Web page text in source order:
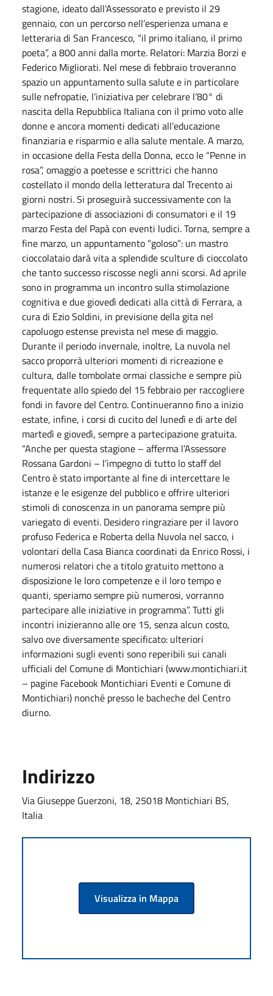
stagione, ideato dall'Assessorato e previsto il 29
gennaio, con un percorso nell’esperienza umana e
letteraria di San Francesco, “il primo italiano, il primo
poeta”, a 800 anni dalla morte. Relatori: Marzia Borzi e
Federico Migliorati. Nel mese di febbraio troveranno
spazio un appuntamento sulla salute e in particolare
sulle nefropatie, l’iniziativa per celebrare l’80° di
nascita della Repubblica Italiana con il primo voto alle
donne e ancora momenti dedicati all’educazione
finanziaria e risparmio e alla salute mentale. A marzo,
in occasione della Festa della Donna, ecco le “Penne in
rosa”, omaggio a poetesse e scrittrici che hanno
costellato il mondo della letteratura dal Trecento ai
giorni nostri. Si proseguirà successivamente con la
partecipazione di associazioni di consumatori e il 19
marzo Festa del Papà con eventi ludici. Torna, sempre a
fine marzo, un appuntamento “goloso”: un mastro
cioccolataio darà vita a splendide sculture di cioccolato
che tanto successo riscosse negli anni scorsi. Ad aprile
sono in programma un incontro sulla stimolazione
cognitiva e due giovedì dedicati alla città di Ferrara, a
cura di Ezio Soldini, in previsione della gita nel
capoluogo estense prevista nel mese di maggio.
Durante il periodo invernale, inoltre, La nuvola nel
sacco proporrà ulteriori momenti di ricreazione e
cultura, dalle tombolate ormai classiche e sempre più
frequentate allo spiedo del 15 febbraio per raccogliere
fondi in favore del Centro. Continueranno fino a inizio
estate, infine, i corsi di cucito del lunedì e di arte del
martedì e giovedì, sempre a partecipazione gratuita.
“Anche per questa stagione – afferma l’Assessore
Rossana Gardoni – l’impegno di tutto lo staff del
Centro è stato importante al fine di intercettare le
istanze e le esigenze del pubblico e offrire ulteriori
stimoli di conoscenza in un panorama sempre più
variegato di eventi. Desidero ringraziare per il lavoro
profuso Federica e Roberta della Nuvola nel sacco, i
volontari della Casa Bianca coordinati da Enrico Rossi, i
numerosi relatori che a titolo gratuito mettono a
disposizione le loro competenze e il loro tempo e
quanti, speriamo sempre più numerosi, vorranno
partecipare alle iniziative in programma”. Tutti gli
incontri inizieranno alle ore 15, senza alcun costo,
salvo ove diversamente specificato: ulteriori
informazioni sugli eventi sono reperibili sui canali
ufficiali del Comune di Montichiari (www.montichiari.it
– pagine Facebook Montichiari Eventi e Comune di
Montichiari) nonché presso le bacheche del Centro
diurno.
Indirizzo
Via Giuseppe Guerzoni, 18, 25018 Montichiari BS,
Italia
Visualizza in Mappa